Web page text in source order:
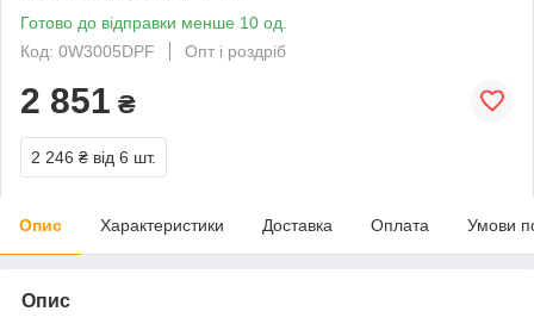
Готово до відправки менше 10 од.
Код: 0W3005DPF
Опт і роздріб
2 851 ₴
2 246 ₴ від 6 шт.
Опис Характеристики Доставка Оплата Умови
Опис